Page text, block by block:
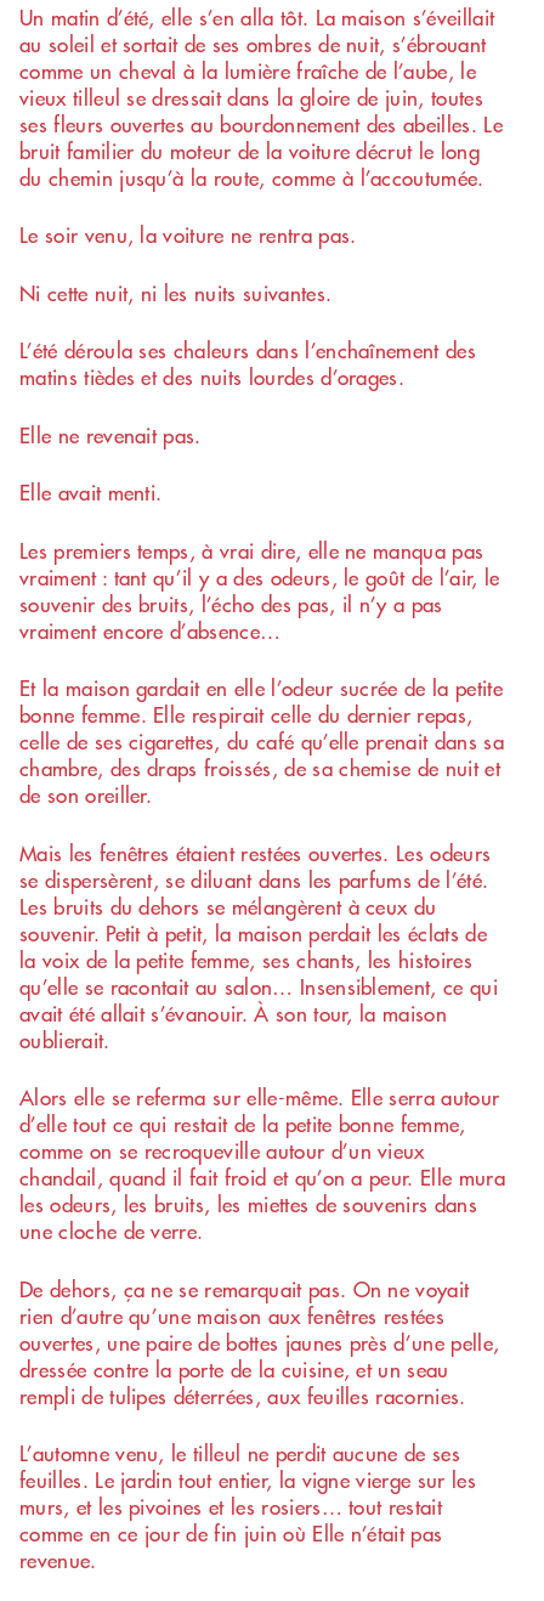
Un matin d’été, elle s’en alla tôt. La maison s’éveillait
au soleil et sortait de ses ombres de nuit, s’ébrouant
comme un cheval à la lumière fraîche de l’aube, le
vieux tilleul se dressait dans la gloire de juin, toutes
ses fleurs ouvertes au bourdonnement des abeilles. Le
bruit familier du moteur de la voiture décrut le long
du chemin jusqu’à la route, comme à l’accoutumée.
Le soir venu, la voiture ne rentra pas.
Ni cette nuit, ni les nuits suivantes.
L’été déroula ses chaleurs dans l’enchaînement des
matins tièdes et des nuits lourdes d’orages.
Elle ne revenait pas.
Elle avait menti.
Les premiers temps, à vrai dire, elle ne manqua pas
vraiment : tant qu’il y a des odeurs, le goût de l’air, le
souvenir des bruits, l’écho des pas, il n’y a pas
vraiment encore d’absence…
Et la maison gardait en elle l’odeur sucrée de la petite
bonne femme. Elle respirait celle du dernier repas,
celle de ses cigarettes, du café qu’elle prenait dans sa
chambre, des draps froissés, de sa chemise de nuit et
de son oreiller.
Mais les fenêtres étaient restées ouvertes. Les odeurs
se dispersèrent, se diluant dans les parfums de l’été.
Les bruits du dehors se mélangèrent à ceux du
souvenir. Petit à petit, la maison perdait les éclats de
la voix de la petite femme, ses chants, les histoires
qu’elle se racontait au salon… Insensiblement, ce qui
avait été allait s’évanouir. À son tour, la maison
oublierait.
Alors elle se referma sur elle-même. Elle serra autour
d’elle tout ce qui restait de la petite bonne femme,
comme on se recroqueville autour d’un vieux
chandail, quand il fait froid et qu’on a peur. Elle mura
les odeurs, les bruits, les miettes de souvenirs dans
une cloche de verre.
De dehors, ça ne se remarquait pas. On ne voyait
rien d’autre qu’une maison aux fenêtres restées
ouvertes, une paire de bottes jaunes près d’une pelle,
dressée contre la porte de la cuisine, et un seau
rempli de tulipes déterrées, aux feuilles racornies.
L’automne venu, le tilleul ne perdit aucune de ses
feuilles. Le jardin tout entier, la vigne vierge sur les
murs, et les pivoines et les rosiers… tout restait
comme en ce jour de fin juin où Elle n’était pas
revenue.